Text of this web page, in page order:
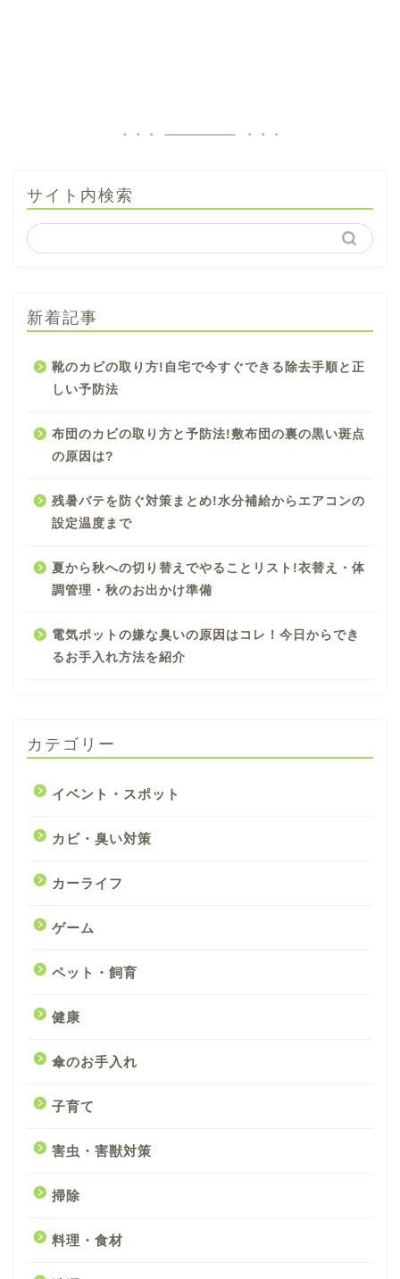
サイト内検索
新着記事
靴のカビの取り方!自宅で今すぐできる除去手順と正
しい予防法
布団のカビの取り方と予防法!敷布団の裏の黒い斑点
の原因は?
残暑バテを防ぐ対策まとめ!水分補給からエアコンの
設定温度まで
夏から秋への切り替えでやることリスト!衣替え・体
調管理・秋のお出かけ準備
電気ポットの嫌な臭いの原因はコレ！今日からでき
るお手入れ方法を紹介
カテゴリー
イベント・スポット
カビ・臭い対策
カーライフ
ゲーム
ペット・飼育
健康
傘のお手入れ
子育て
害虫・害獣対策
掃除
料理・食材